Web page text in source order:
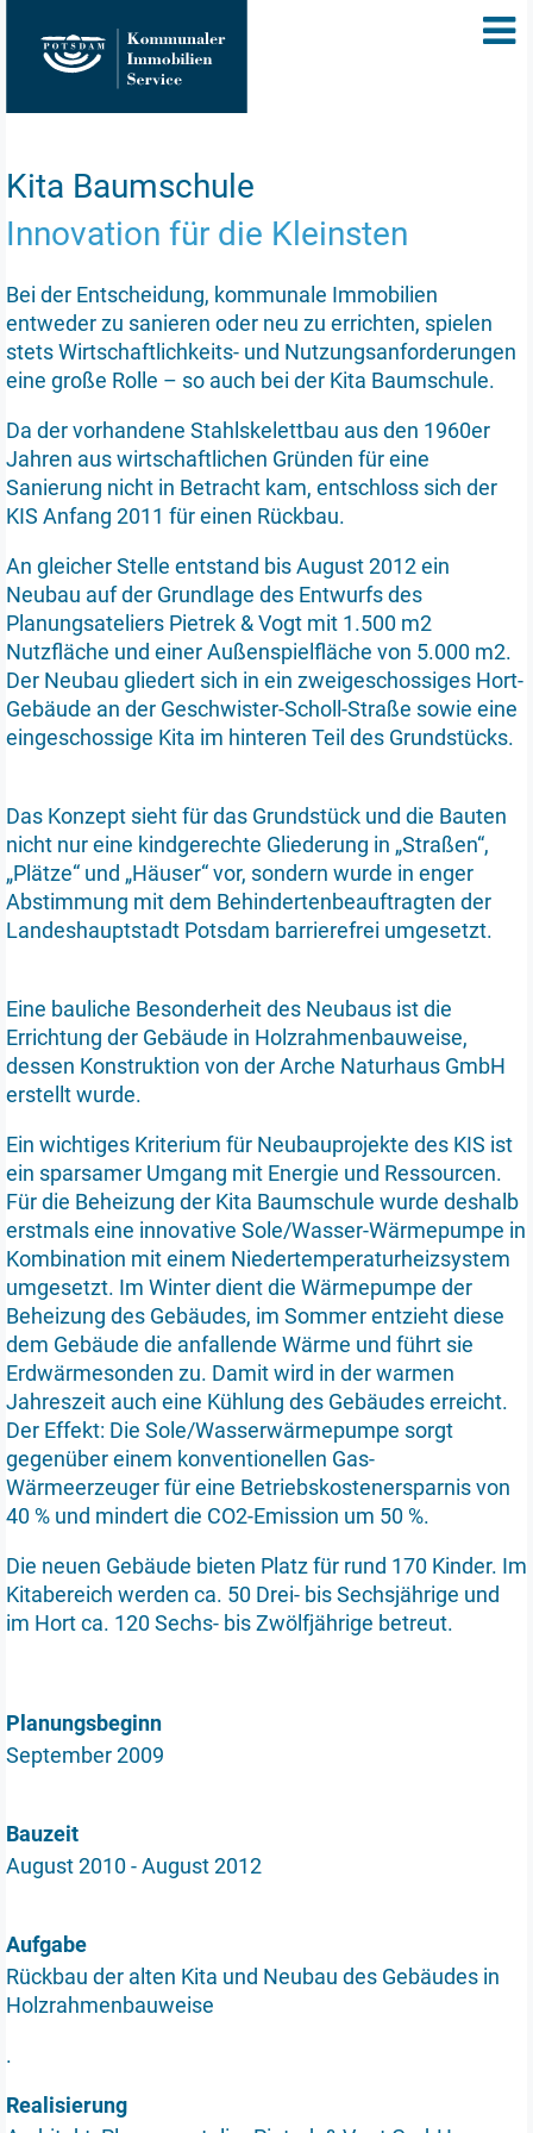
Kita Baumschule
Innovation für die Kleinsten
Bei der Entscheidung, kommunale Immobilien
entweder zu sanieren oder neu zu errichten, spielen
stets Wirtschaftlichkeits- und Nutzungsanforderungen
eine große Rolle – so auch bei der Kita Baumschule.
Da der vorhandene Stahlskelettbau aus den 1960er
Jahren aus wirtschaftlichen Gründen für eine
Sanierung nicht in Betracht kam, entschloss sich der
KIS Anfang 2011 für einen Rückbau.
An gleicher Stelle entstand bis August 2012 ein
Neubau auf der Grundlage des Entwurfs des
Planungsateliers Pietrek & Vogt mit 1.500 m2
Nutzfläche und einer Außenspielfläche von 5.000 m2.
Der Neubau gliedert sich in ein zweigeschossiges Hort-
Gebäude an der Geschwister-Scholl-Straße sowie eine
eingeschossige Kita im hinteren Teil des Grundstücks.
Das Konzept sieht für das Grundstück und die Bauten
nicht nur eine kindgerechte Gliederung in „Straßen“,
„Plätze“ und „Häuser“ vor, sondern wurde in enger
Abstimmung mit dem Behindertenbeauftragten der
Landeshauptstadt Potsdam barrierefrei umgesetzt.
Eine bauliche Besonderheit des Neubaus ist die
Errichtung der Gebäude in Holzrahmenbauweise,
dessen Konstruktion von der Arche Naturhaus GmbH
erstellt wurde.
Ein wichtiges Kriterium für Neubauprojekte des KIS ist
ein sparsamer Umgang mit Energie und Ressourcen.
Für die Beheizung der Kita Baumschule wurde deshalb
erstmals eine innovative Sole/Wasser-Wärmepumpe in
Kombination mit einem Niedertemperaturheizsystem
umgesetzt. Im Winter dient die Wärmepumpe der
Beheizung des Gebäudes, im Sommer entzieht diese
dem Gebäude die anfallende Wärme und führt sie
Erdwärmesonden zu. Damit wird in der warmen
Jahreszeit auch eine Kühlung des Gebäudes erreicht.
Der Effekt: Die Sole/Wasserwärmepumpe sorgt
gegenüber einem konventionellen Gas-
Wärmeerzeuger für eine Betriebskostenersparnis von
40 % und mindert die CO2-Emission um 50 %.
Die neuen Gebäude bieten Platz für rund 170 Kinder. Im
Kitabereich werden ca. 50 Drei- bis Sechsjährige und
im Hort ca. 120 Sechs- bis Zwölfjährige betreut.
Planungsbeginn
September 2009
Bauzeit
August 2010 - August 2012
Aufgabe
Rückbau der alten Kita und Neubau des Gebäudes in
Holzrahmenbauweise
.
Realisierung